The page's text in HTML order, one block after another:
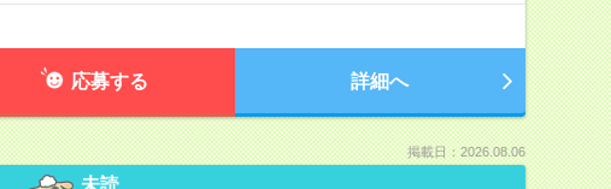
応募する 詳細へ
掲載日：2026.08.06
未読